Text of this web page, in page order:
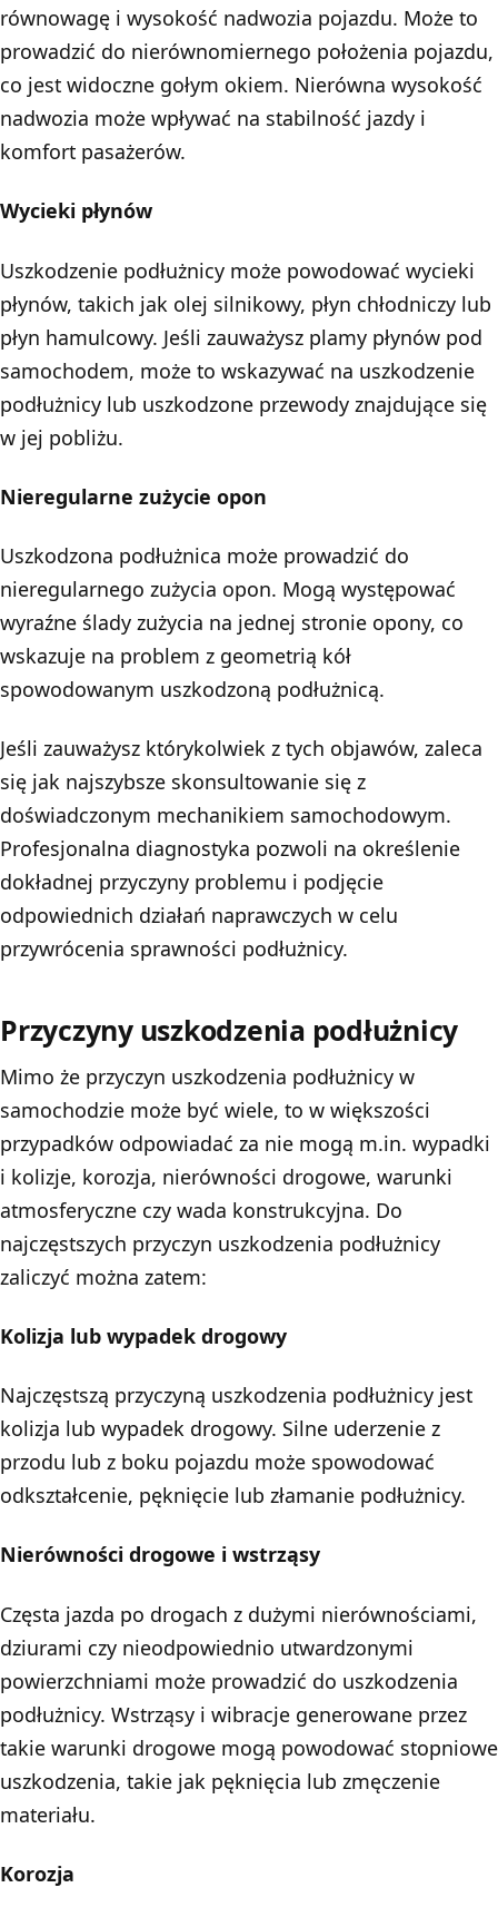
równowagę i wysokość nadwozia pojazdu. Może to
prowadzić do nierównomiernego położenia pojazdu,
co jest widoczne gołym okiem. Nierówna wysokość
nadwozia może wpływać na stabilność jazdy i
komfort pasażerów.
Wycieki płynów
Uszkodzenie podłużnicy może powodować wycieki
płynów, takich jak olej silnikowy, płyn chłodniczy lub
płyn hamulcowy. Jeśli zauważysz plamy płynów pod
samochodem, może to wskazywać na uszkodzenie
podłużnicy lub uszkodzone przewody znajdujące się
w jej pobliżu.
Nieregularne zużycie opon
Uszkodzona podłużnica może prowadzić do
nieregularnego zużycia opon. Mogą występować
wyraźne ślady zużycia na jednej stronie opony, co
wskazuje na problem z geometrią kół
spowodowanym uszkodzoną podłużnicą.
Jeśli zauważysz którykolwiek z tych objawów, zaleca
się jak najszybsze skonsultowanie się z
doświadczonym mechanikiem samochodowym.
Profesjonalna diagnostyka pozwoli na określenie
dokładnej przyczyny problemu i podjęcie
odpowiednich działań naprawczych w celu
przywrócenia sprawności podłużnicy.
Przyczyny uszkodzenia podłużnicy
Mimo że przyczyn uszkodzenia podłużnicy w
samochodzie może być wiele, to w większości
przypadków odpowiadać za nie mogą m.in. wypadki
i kolizje, korozja, nierówności drogowe, warunki
atmosferyczne czy wada konstrukcyjna. Do
najczęstszych przyczyn uszkodzenia podłużnicy
zaliczyć można zatem:
Kolizja lub wypadek drogowy
Najczęstszą przyczyną uszkodzenia podłużnicy jest
kolizja lub wypadek drogowy. Silne uderzenie z
przodu lub z boku pojazdu może spowodować
odkształcenie, pęknięcie lub złamanie podłużnicy.
Nierówności drogowe i wstrząsy
Częsta jazda po drogach z dużymi nierównościami,
dziurami czy nieodpowiednio utwardzonymi
powierzchniami może prowadzić do uszkodzenia
podłużnicy. Wstrząsy i wibracje generowane przez
takie warunki drogowe mogą powodować stopniowe
uszkodzenia, takie jak pęknięcia lub zmęczenie
materiału.
Korozja